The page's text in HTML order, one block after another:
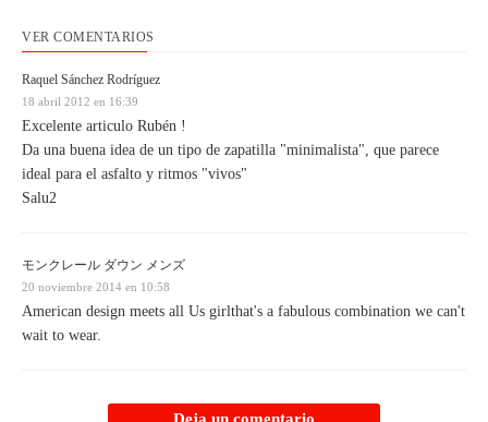
VER COMENTARIOS
Raquel Sánchez Rodríguez
18 abril 2012 en 16:39
Excelente articulo Rubén !
Da una buena idea de un tipo de zapatilla "minimalista", que parece
ideal para el asfalto y ritmos "vivos"
Salu2
モンクレール ダウン メンズ
20 noviembre 2014 en 10:58
American design meets all Us girlthat's a fabulous combination we can't
wait to wear.
Deja un comentario